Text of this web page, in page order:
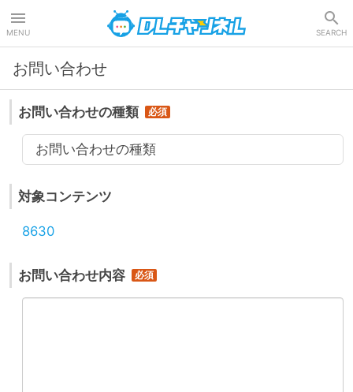
MENU SEARCH
お問い合わせ
お問い合わせの種類
お問い合わせの種類
対象コンテンツ
8630
お問い合わせ内容